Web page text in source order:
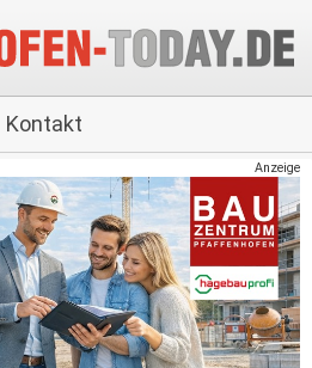
Kontakt
Anzeige